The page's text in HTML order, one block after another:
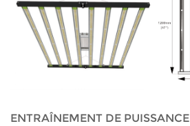
ENTRAÎNEMENT DE PUISSANCE